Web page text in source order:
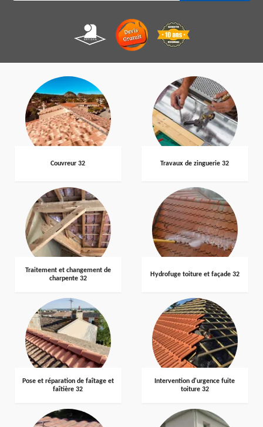
Couvreur 32 Travaux de zinguerie 32
Traitement et changement de
charpente 32
Hydrofuge toiture et façade 32
Pose et réparation de faîtage et
faîtière 32
Intervention d'urgence fuite
toiture 32